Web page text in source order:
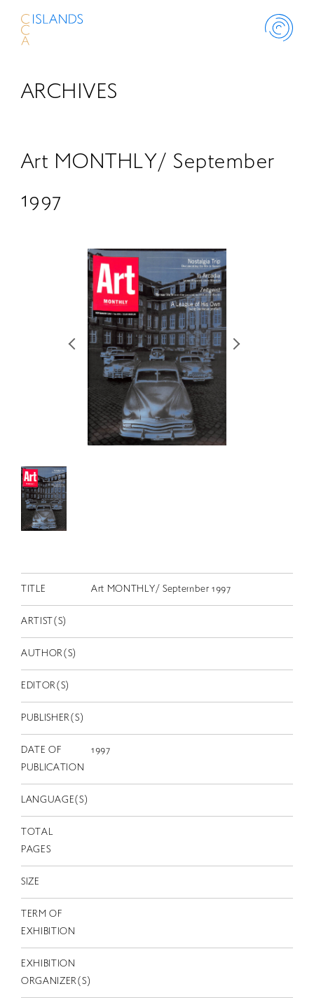
ABOUT
SCHOLARSHIP
RETRACE
コンサート
CONTACT
ARCHIVES
Art MONTHLY/ September
1997
TITLE Art MONTHLY/ September 1997
ARTIST(S)
AUTHOR(S)
EDITOR(S)
PUBLISHER(S)
DATE OF
PUBLICATION
1997
LANGUAGE(S)
TOTAL
PAGES
SIZE
TERM OF
EXHIBITION
EXHIBITION
ORGANIZER(S)